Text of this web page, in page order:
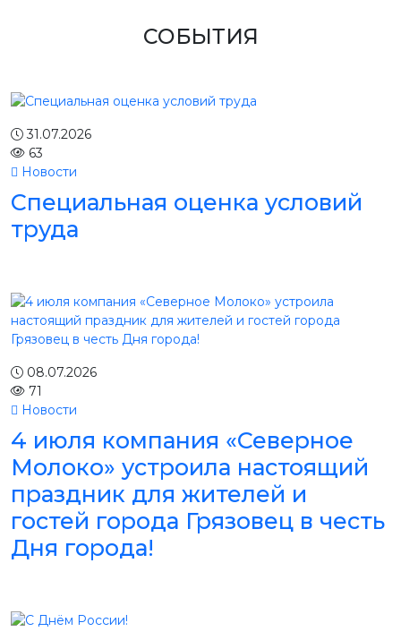
СОБЫТИЯ
31.07.2026
63
Новости
Специальная оценка условий
труда
08.07.2026
71
Новости
4 июля компания «Северное
Молоко» устроила настоящий
праздник для жителей и
гостей города Грязовец в честь
Дня города!